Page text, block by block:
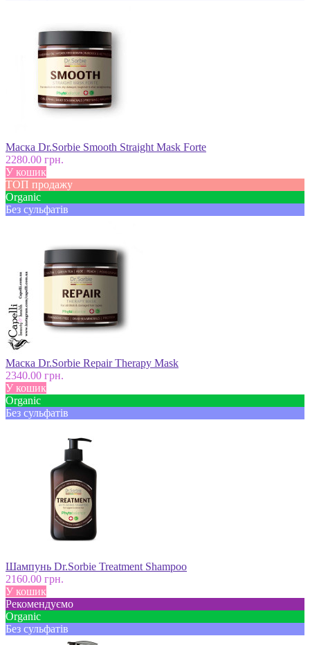
Маска Dr.Sorbie Smooth Straight Mask Forte
2280.00 грн.
У кошик
ТОП продажу
Оrganic
Без сульфатів
Маска Dr.Sorbie Repair Therapy Mask
2340.00 грн.
У кошик
Оrganic
Без сульфатів
Шампунь Dr.Sorbie Trеatment Shampoo
2160.00 грн.
У кошик
Рекомендуємо
Оrganic
Без сульфатів